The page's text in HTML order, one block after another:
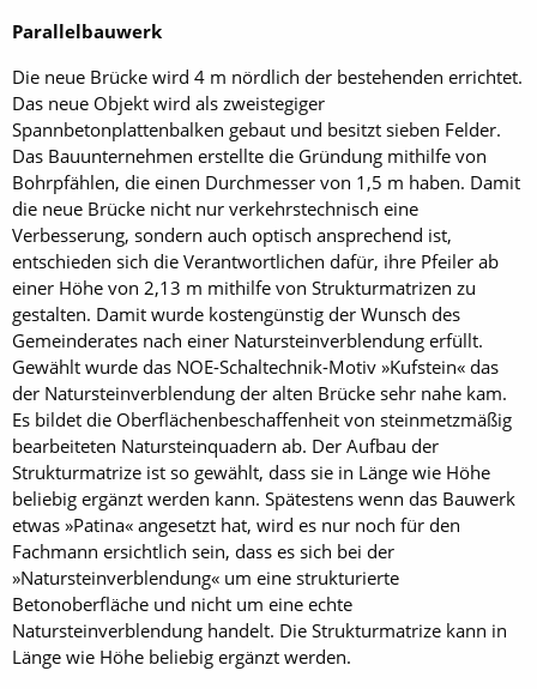
Parallelbauwerk
Die neue Brücke wird 4 m nördlich der bestehenden errichtet.
Das neue Objekt wird als zweistegiger
Spannbetonplattenbalken gebaut und besitzt sieben Felder.
Das Bauunternehmen erstellte die Gründung mithilfe von
Bohrpfählen, die einen Durchmesser von 1,5 m haben. Damit
die neue Brücke nicht nur verkehrstechnisch eine
Verbesserung, sondern auch optisch ansprechend ist,
entschieden sich die Verantwortlichen dafür, ihre Pfeiler ab
einer Höhe von 2,13 m mithilfe von Strukturmatrizen zu
gestalten. Damit wurde kostengünstig der Wunsch des
Gemeinderates nach einer Natursteinverblendung erfüllt.
Gewählt wurde das NOE-Schaltechnik-Motiv »Kufstein« das
der Natursteinverblendung der alten Brücke sehr nahe kam.
Es bildet die Oberflächenbeschaffenheit von steinmetzmäßig
bearbeiteten Natursteinquadern ab. Der Aufbau der
Strukturmatrize ist so gewählt, dass sie in Länge wie Höhe
beliebig ergänzt werden kann. Spätestens wenn das Bauwerk
etwas »Patina« angesetzt hat, wird es nur noch für den
Fachmann ersichtlich sein, dass es sich bei der
»Natursteinverblendung« um eine strukturierte
Betonoberfläche und nicht um eine echte
Natursteinverblendung handelt. Die Strukturmatrize kann in
Länge wie Höhe beliebig ergänzt werden.